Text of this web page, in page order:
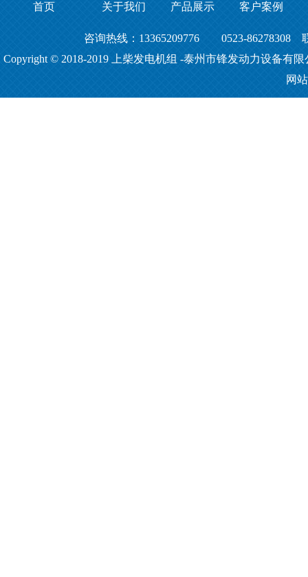
首页 关于我们 产品展示 客户案例
咨询热线：13365209776 0523-86278308
Copyright © 2018-2019
上柴发电机组 -泰州市锋发动力设备有
网